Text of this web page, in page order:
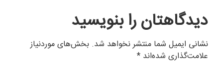
دیدگاهتان را بنویسید
نشانی ایمیل شما منتشر نخواهد شد. بخش‌های موردنیاز
علامت‌گذاری شده‌اند *